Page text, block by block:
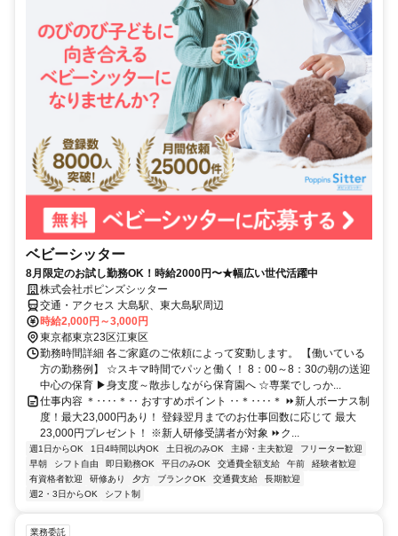
ベビーシッター
8月限定のお試し勤務OK！時給2000円〜★幅広い世代活躍中
株式会社ポピンズシッター
交通・アクセス 大島駅、東大島駅周辺
時給2,000円～3,000円
東京都東京23区江東区
勤務時間詳細 各ご家庭のご依頼によって変動します。 【働いている
方の勤務例】 ☆スキマ時間でパッと働く！ 8：00～8：30の朝の送迎
中心の保育 ▶身支度～散歩しながら保育園へ ☆専業でしっか...
仕事内容 ＊‥‥＊‥ おすすめポイント ‥＊‥‥＊ ⏩新人ボーナス制
度！最大23,000円あり！ 登録翌月までのお仕事回数に応じて 最大
23,000円プレゼント！ ※新人研修受講者が対象 ⏩ク...
週1日からOK 1日4時間以内OK 土日祝のみOK 主婦・主夫歓迎
フリーター歓迎
早朝
シフト自由 即日勤務OK 平日のみOK 交通費全額支給 午前
経験者歓迎
有資格者歓迎
研修あり 夕方 ブランクOK 交通費支給
長期歓迎
週2・3日からOK
シフト制
業務委託